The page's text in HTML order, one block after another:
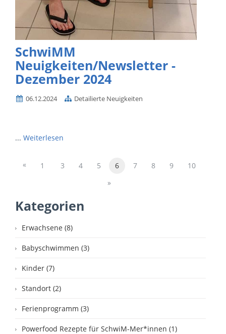
SchwiMM
Neuigkeiten/Newsletter -
Dezember 2024
06.12.2024 Detailierte Neuigkeiten
... Weiterlesen
« 1 3 4 5 6 7 8 9
10
»
Kategorien
Erwachsene (8)
Babyschwimmen (3)
Kinder (7)
Standort (2)
Ferienprogramm (3)
Powerfood Rezepte für SchwiM-Mer*innen (1)